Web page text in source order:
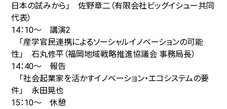
日本の試みから」 佐野章二（有限会社ビッグイシュー共同
代表）
14：10～ 講演2
「産学官民連携によるソーシャルイノベーションの可能
性」 石丸修平（福岡地域戦略推進協議会 事務局長）
14：40～ 報告
「社会起業家を活かすイノベーション・エコシステムの要
件」 永田晃也
15：10～ 休憩